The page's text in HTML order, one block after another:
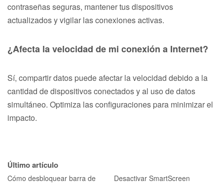
contraseñas seguras, mantener tus dispositivos
actualizados y vigilar las conexiones activas.
¿Afecta la velocidad de mi conexión a Internet?
Sí, compartir datos puede afectar la velocidad debido a la
cantidad de dispositivos conectados y al uso de datos
simultáneo. Optimiza las configuraciones para minimizar el
impacto.
Último artículo
Cómo desbloquear barra de
Desactivar SmartScreen